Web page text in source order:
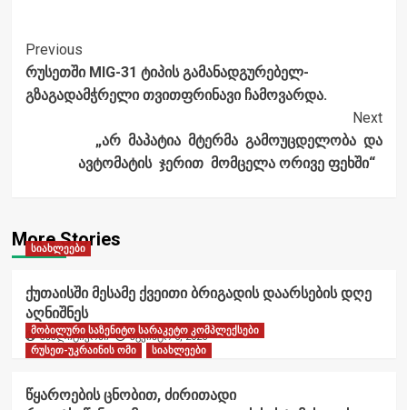
Post
Navigation
Previous
რუსეთში MIG-31 ტიპის გამანადგურებელ-
გზაგადამჭრელი თვითფრინავი ჩამოვარდა.
Next
„არ მაპატია მტერმა გამოუცდელობა და
ავტომატის ჯერით მომცელა ორივე ფეხში“
More Stories
სიახლეები
ქუთაისში მესამე ქვეითი ბრიგადის დაარსების დღე
აღნიშნეს
ანალიტიკოსი აგვისტო 6, 2026
მობილური საზენიტო სარაკეტო კომპლექსები
რუსეთ-უკრაინის ომი
სიახლეები
წყაროების ცნობით, ძირითადი